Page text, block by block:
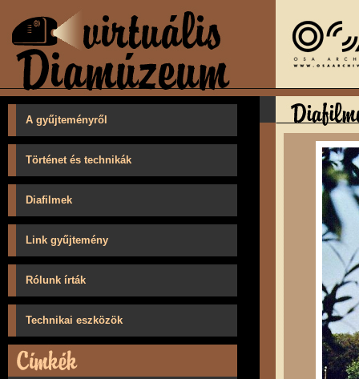
A gyűjteményről
Történet és technikák
Diafilmek
Link gyűjtemény
Rólunk írták
Technikai eszközök